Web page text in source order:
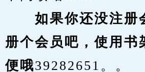
如果你还没注册
册个会员吧，使用书
便哦39282651。。